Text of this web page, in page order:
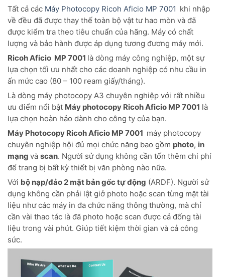
Tất cả các Máy Photocopy Ricoh Aficio MP 7001 khi nhập
về đều đã được thay thế toàn bộ vật tư hao mòn và đã
được kiểm tra theo tiêu chuẩn của hãng. Máy có chất
lượng và bảo hành được áp dụng tương đương máy mới.
Ricoh Aficio MP 7001 là dòng máy công nghiệp, một sự
lựa chọn tối ưu nhất cho các doanh nghiệp có nhu cầu in
ấn mức cao (80 – 100 ream giấy/tháng).
Là dòng máy photocopy A3 chuyên nghiệp với rất nhiều
ưu điểm nổi bật Máy photocopy Ricoh Aficio MP 7001 là
lựa chọn hoàn hảo dành cho công ty của bạn.
Máy Photocopy Ricoh Aficio MP 7001 máy photocopy
chuyên nghiệp hội đủ mọi chức năng bao gồm photo, in
mạng và scan. Người sử dụng không cần tốn thêm chi phí
để trang bị bất kỳ thiết bị văn phòng nào nữa.
Với bộ nạp/đảo 2 mặt bản gốc tự động (ARDF). Người sử
dụng không cần phải lật giở photo hoặc scan từng mặt tài
liệu như các máy in đa chức năng thông thường, mà chỉ
cần vài thao tác là đã photo hoặc scan được cả đống tài
liệu trong vài phút. Giúp tiết kiệm thời gian và cả công
sức.